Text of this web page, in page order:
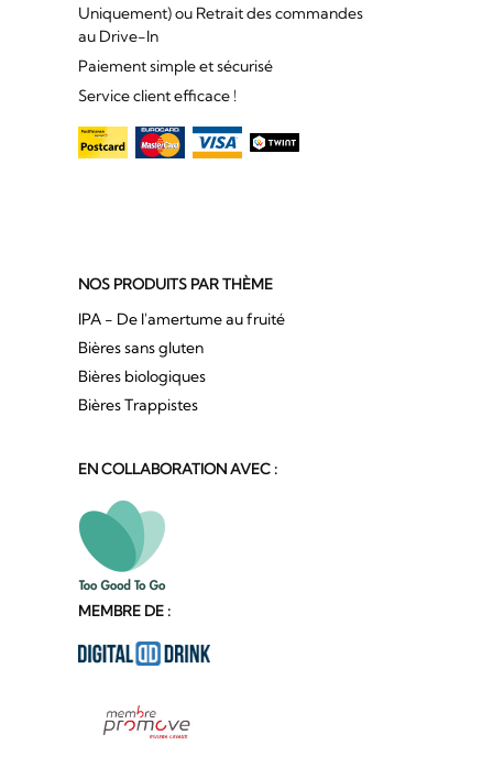
Uniquement) ou Retrait des commandes
au Drive-In
Paiement simple et sécurisé
Service client efficace !
NOS PRODUITS PAR THÈME
IPA - De l'amertume au fruité
Bières sans gluten
Bières biologiques
Bières Trappistes
EN COLLABORATION AVEC :
MEMBRE DE :